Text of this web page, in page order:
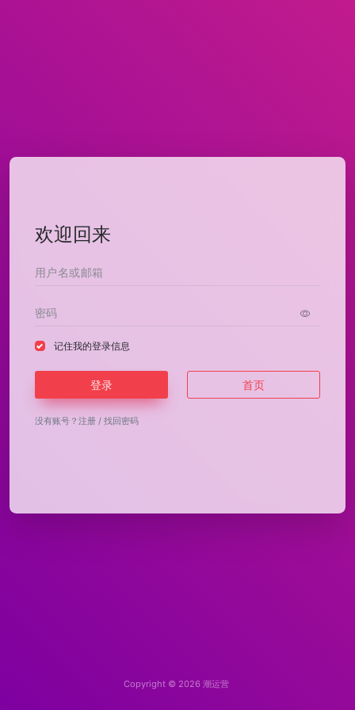
欢迎回来
记住我的登录信息
登录 首页
没有账号？ 注册 / 找回密码
Copyright © 2026 潮运营